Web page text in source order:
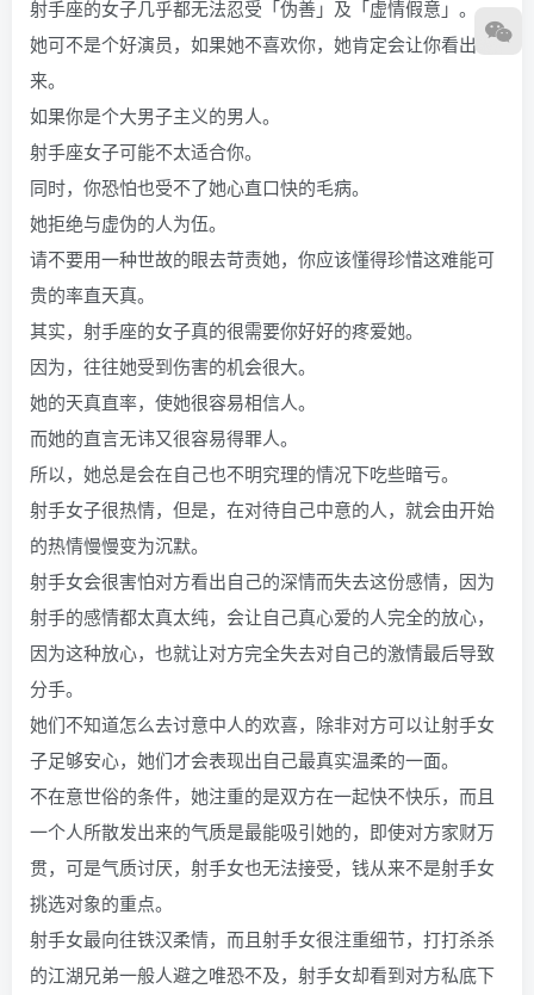
射手座的女子几乎都无法忍受「伪善」及「虚情假意」。
她可不是个好演员，如果她不喜欢你，她肯定会让你看出
来。
如果你是个大男子主义的男人。
射手座女子可能不太适合你。
同时，你恐怕也受不了她心直口快的毛病。
她拒绝与虚伪的人为伍。
请不要用一种世故的眼去苛责她，你应该懂得珍惜这难能可
贵的率直天真。
其实，射手座的女子真的很需要你好好的疼爱她。
因为，往往她受到伤害的机会很大。
她的天真直率，使她很容易相信人。
而她的直言无讳又很容易得罪人。
所以，她总是会在自己也不明究理的情况下吃些暗亏。
射手女子很热情，但是，在对待自己中意的人，就会由开始
的热情慢慢变为沉默。
射手女会很害怕对方看出自己的深情而失去这份感情，因为
射手的感情都太真太纯，会让自己真心爱的人完全的放心，
因为这种放心，也就让对方完全失去对自己的激情最后导致
分手。
她们不知道怎么去讨意中人的欢喜，除非对方可以让射手女
子足够安心，她们才会表现出自己最真实温柔的一面。
不在意世俗的条件，她注重的是双方在一起快不快乐，而且
一个人所散发出来的气质是最能吸引她的，即使对方家财万
贯，可是气质讨厌，射手女也无法接受，钱从来不是射手女
挑选对象的重点。
射手女最向往铁汉柔情，而且射手女很注重细节，打打杀杀
的江湖兄弟一般人避之唯恐不及，射手女却看到对方私底下